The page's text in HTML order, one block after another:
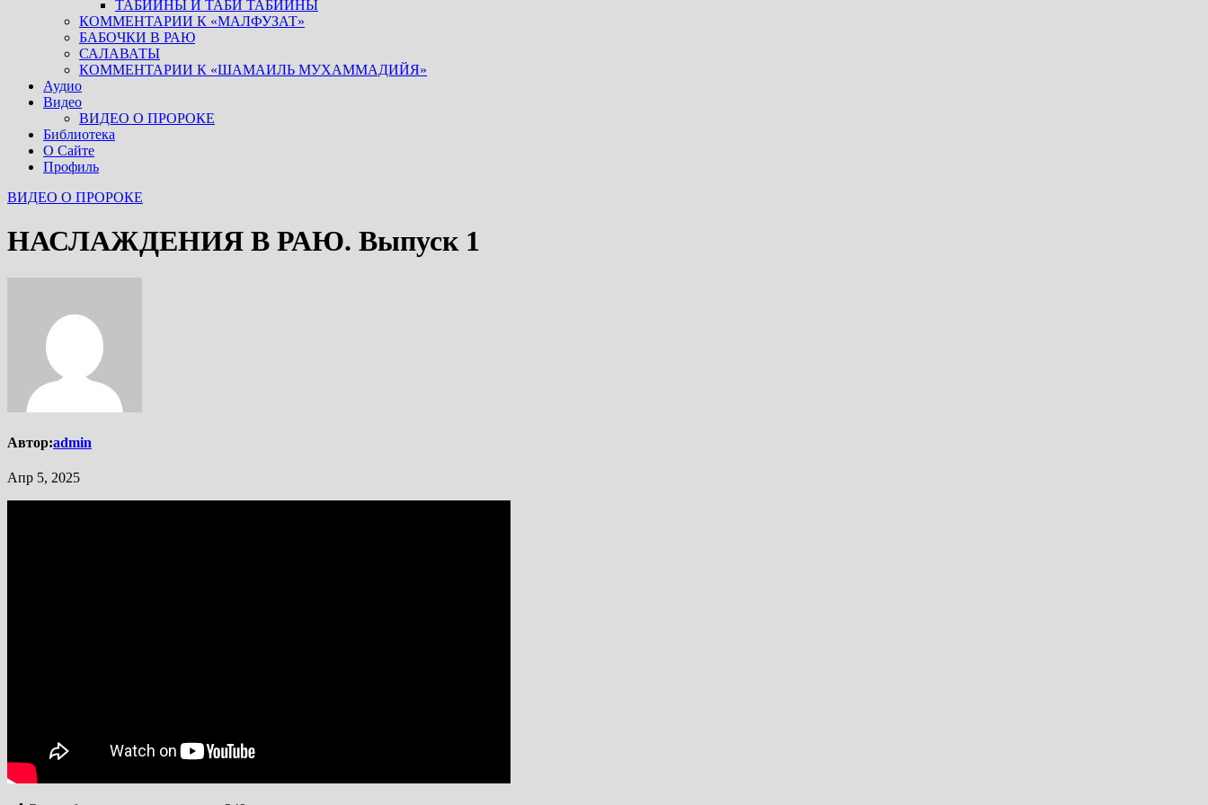
ТАБИИНЫ И ТАБИ ТАБИИНЫ
КОММЕНТАРИИ К «МАЛФУЗАТ»
БАБОЧКИ В РАЮ
САЛАВАТЫ
КОММЕНТАРИИ К «ШАМАИЛЬ МУХАММАДИЙЯ»
Аудио
Видео
ВИДЕО О ПРОРОКЕ
Библиотека
О Сайте
Профиль
ВИДЕО О ПРОРОКЕ
НАСЛАЖДЕНИЯ В РАЮ. Выпуск 1
Автор:admin
Апр 5, 2025